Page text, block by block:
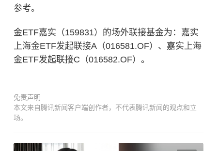
参考。
金ETF嘉实（159831）的场外联接基金为：嘉实
上海金ETF发起联接A（016581.OF）、嘉实上海
金ETF发起联接C（016582.OF）。
免责声明
本文来自腾讯新闻客户端创作者，不代表腾讯新闻的观点和立
场。